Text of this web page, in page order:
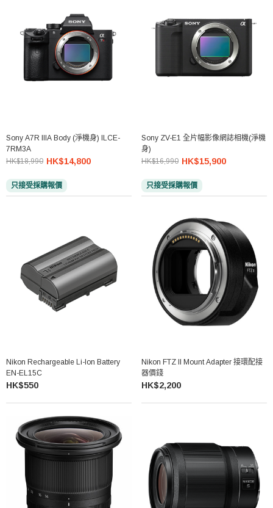
Sony A7R IIIA Body (淨機身) ILCE-
7RM3A
HK$18,990 HK$14,800
只接受採購報價
Sony ZV-E1 全片幅影像網誌相機(淨機
身)
HK$16,990 HK$15,900
只接受採購報價
Nikon Rechargeable Li-Ion Battery
EN-EL15C
HK$550
Nikon FTZ II Mount Adapter 接環配接
器價錢
HK$2,200